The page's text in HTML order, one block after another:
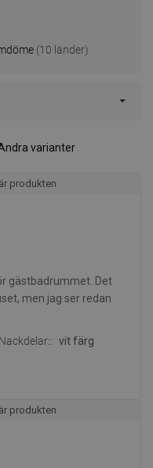
(10 länder)
varianter
produkten
gästbadrummet. Det
men jag ser redan
Nackdelar: vit färg
produkten